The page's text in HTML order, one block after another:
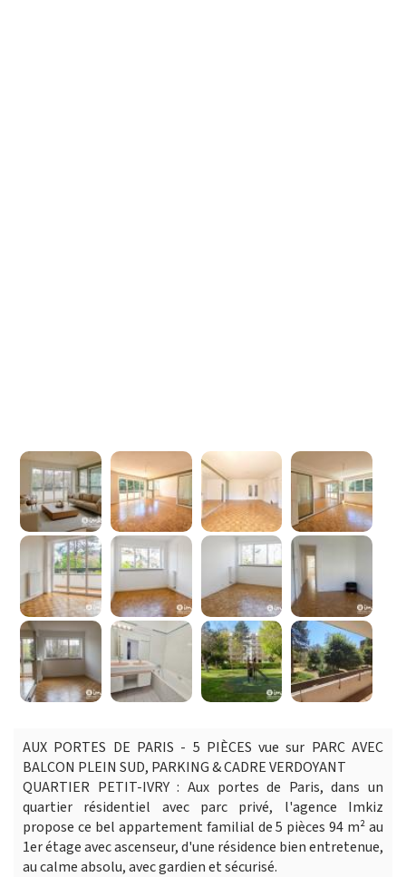
AUX PORTES DE PARIS - 5 PIÈCES vue sur PARC AVEC
BALCON PLEIN SUD, PARKING & CADRE VERDOYANT
QUARTIER PETIT-IVRY : Aux portes de Paris, dans un
quartier résidentiel avec parc privé, l'agence Imkiz
propose ce bel appartement familial de 5 pièces 94 m² au
1er étage avec ascenseur, d'une résidence bien entretenue,
au calme absolu, avec gardien et sécurisé.